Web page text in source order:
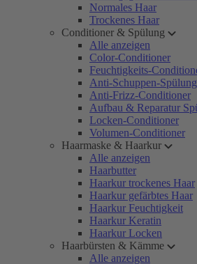
Normales Haar
Trockenes Haar
Conditioner & Spülung
Alle anzeigen
Color-Conditioner
Feuchtigkeits-
Anti-Schuppen-Spülung
Anti-Frizz-Conditioner
Aufbau & Reparatur
Locken-Conditioner
Volumen-Conditioner
Haarmaske & Haarkur
Alle anzeigen
Haarbutter
Haarkur trockenes Haar
Haarkur gefärbtes Haar
Haarkur Feuchtigkeit
Haarkur Keratin
Haarkur Locken
Haarbürsten & Kämme
Alle anzeigen